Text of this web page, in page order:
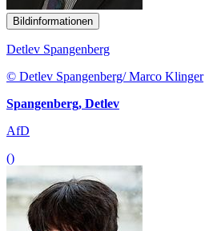
Bildinformationen
Detlev Spangenberg
© Detlev Spangenberg/ Marco Klinger
Spangenberg, Detlev
AfD
()